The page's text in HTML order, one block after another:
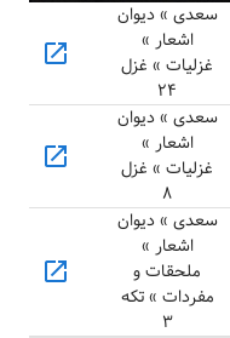
سعدی » دیوان
اشعار »
غزلیات » غزل
۲۴
open_in_new
سعدی » دیوان
اشعار »
غزلیات » غزل
۸
open_in_new
سعدی » دیوان
اشعار »
ملحقات و
مفردات » تکه
۳
open_in_new